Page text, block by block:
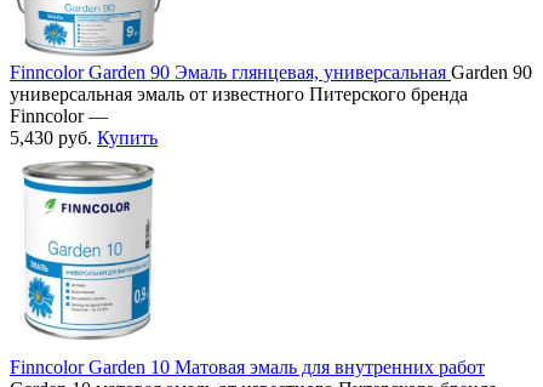
Finncolor Garden 90 Эмаль глянцевая, универсальная Garden 90
универсальная эмаль от известного Питерского бренда
Finncolor —
5,430 руб. Купить
Finncolor Garden 10 Матовая эмаль для внутренних работ